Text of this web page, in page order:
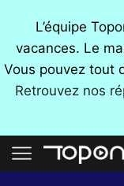
L’équipe
vacances. Le
Vous pouvez tout
Retrouvez nos